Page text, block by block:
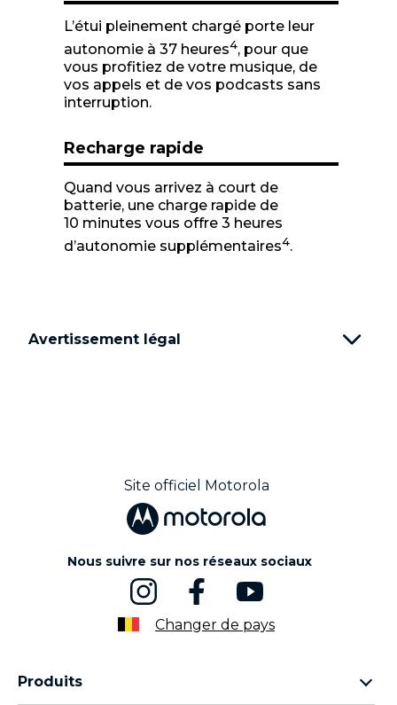
L’étui pleinement chargé porte leur
autonomie à 37 heures4, pour que
vous profitiez de votre musique, de
vos appels et de vos podcasts sans
interruption.
Recharge rapide
Quand vous arrivez à court de
batterie, une charge rapide de
10 minutes vous offre 3 heures
d’autonomie supplémentaires4.
Avertissement légal
Site officiel Motorola
Nous suivre sur nos réseaux sociaux
Changer de pays
Produits